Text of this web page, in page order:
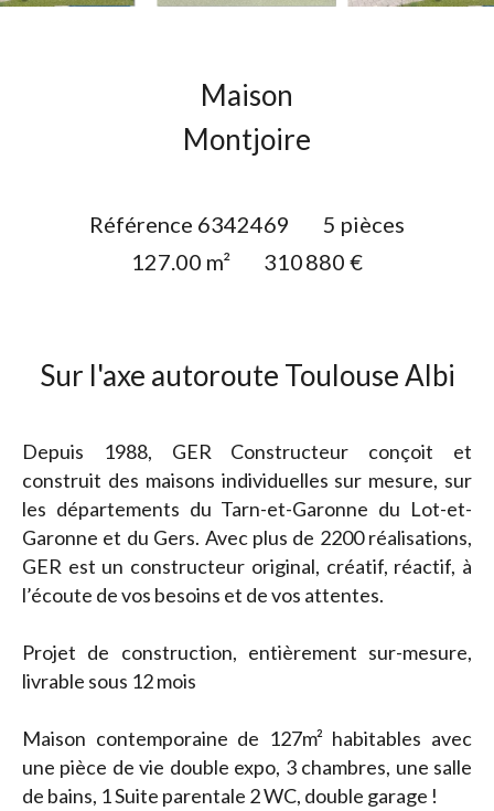
Maison
Montjoire
Référence 6342469
5 pièces
127.00 m² 310 880 €
Sur l'axe autoroute Toulouse Albi
Depuis 1988, GER Constructeur conçoit et
construit des maisons individuelles sur mesure, sur
les départements du Tarn-et-Garonne du Lot-et-
Garonne et du Gers. Avec plus de 2200 réalisations,
GER est un constructeur original, créatif, réactif, à
l’écoute de vos besoins et de vos attentes.
Projet de construction, entièrement sur-mesure,
livrable sous 12 mois
Maison contemporaine de 127m² habitables avec
une pièce de vie double expo, 3 chambres, une salle
de bains, 1 Suite parentale 2 WC, double garage !